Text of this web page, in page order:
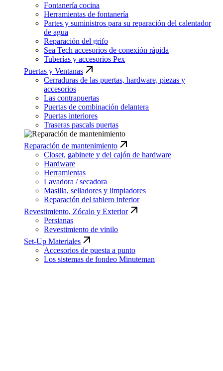
Fontanería cocina
Herramientas de fontanería
Partes y suministros para su reparación del calentador
de agua
Reparación del grifo
Sea Tech accesorios de conexión rápida
Tuberías y accesorios Pex
Puertas y Ventanas
Cerraduras de las puertas, hardware, piezas y
accesorios
Las contrapuertas
Puertas de combinación delantera
Puertas interiores
Traseras pascals puertas
Reparación de mantenimiento
Closet, gabinete y del cajón de hardware
Hardware
Herramientas
Lavadora / secadora
Masilla, selladores y limpiadores
Reparación del tablero inferior
Revestimiento, Zócalo y Exterior
Persianas
Revestimiento de vinilo
Set-Up Materiales
Accesorios de puesta a punto
Los sistemas de fondeo Minuteman